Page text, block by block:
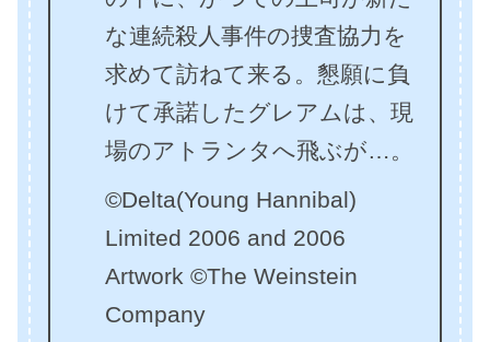
な連続殺人事件の捜査協力を
求めて訪ねて来る。懇願に負
けて承諾したグレアムは、現
場のアトランタへ飛ぶが…。
©Delta(Young Hannibal)
Limited 2006 and 2006
Artwork ©The Weinstein
Company